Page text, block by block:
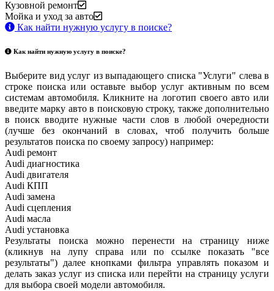
Кузовной ремонт
Мойка и уход за авто
Как найти нужную услугу в поиске?
Как найти нужную услугу в поиске?
Выберите вид услуг из выпадающего списка "Услуги" слева в
строке поиска или оставьте выбор услуг активным по всем
системам автомобиля. Кликните на логотип своего авто или
введите марку авто в поисковую строку, также дополнительно
в поиск вводите нужные части слов в любой очередности
(лучше без окончаний в словах, чтоб получить больше
результатов поиска по своему запросу) например:
Audi ремонт
Audi диагностика
Audi двигателя
Audi КПП
Audi замена
Audi сцепления
Audi масла
Audi установка
Результаты поиска можно перенести на страницу ниже
(кликнув на лупу справа или по ссылке показать "все
результаты") далее кнопками фильтра управлять показом и
делать заказ услуг из списка или перейти на страницу услуги
для выбора своей модели автомобиля.